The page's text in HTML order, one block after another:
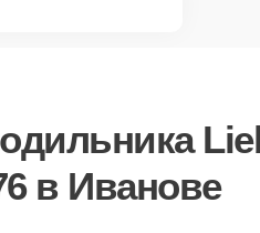
в Иванове